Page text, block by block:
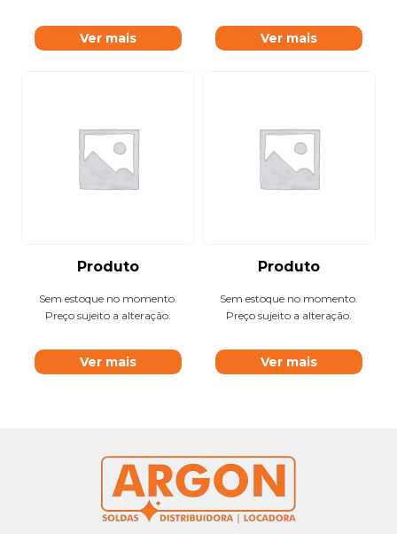
Ver mais Ver mais
Produto
Sem estoque no momento.
Preço sujeito a alteração.
Ver mais
Produto
Sem estoque no momento.
Preço sujeito a alteração.
Ver mais